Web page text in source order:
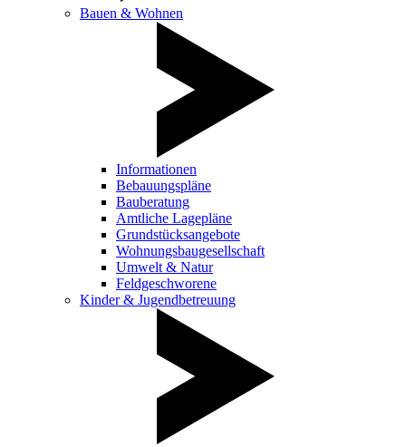
Bauen & Wohnen
Informationen
Bebauungspläne
Bauberatung
Amtliche Lagepläne
Grundstücksangebote
Wohnungsbaugesellschaft
Umwelt & Natur
Feldgeschworene
Kinder & Jugendbetreuung